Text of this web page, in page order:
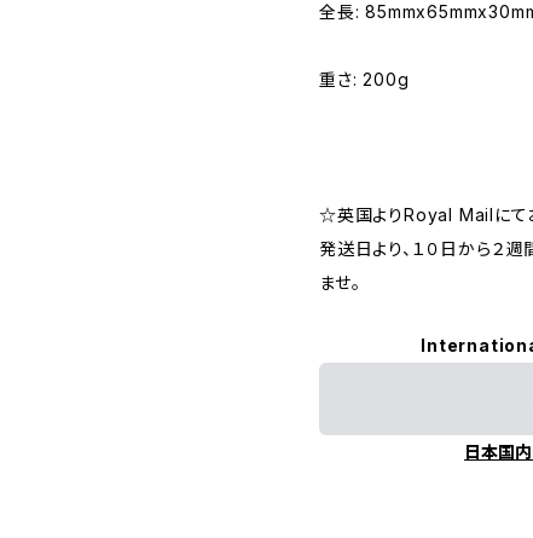
全長:
重さ: 200g
☆英国よりRoyal Mailにてお
発送日より、１０日から２
ませ。
日本国